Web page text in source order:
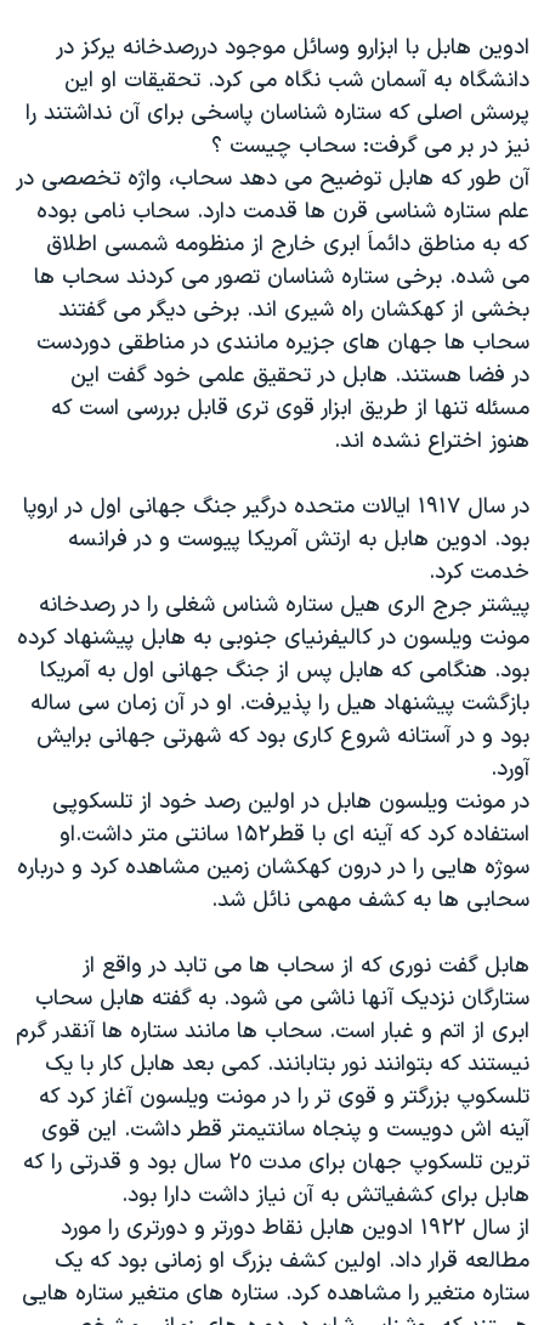
ادوین هابل با ابزارو وسائل موجود دررصدخانه یرکز در
دانشگاه به آسمان شب نگاه می کرد. تحقیقات او این
پرسش اصلی که ستاره شناسان پاسخی برای آن نداشتند را
نیز در بر می گرفت: سحاب چیست ؟
آن طور که هابل توضیح می دهد سحاب، واژه تخصصی در
علم ستاره شناسی قرن ها قدمت دارد. سحاب نامی بوده
که به مناطق دائماَ ابری خارج از منظومه شمسی اطلاق
می شده. برخی ستاره شناسان تصور می کردند سحاب ها
بخشی از کهکشان راه شیری اند. برخی دیگر می گفتند
سحاب ها جهان های جزیره مانندی در مناطقی دوردست
در فضا هستند. هابل در تحقیق علمی خود گفت این
مسئله تنها از طریق ابزار قوی تری قابل بررسی است که
هنوز اختراع نشده اند.
در سال ۱٩۱۷ ایالات متحده درگیر جنگ جهانی اول در اروپا
بود. ادوین هابل به ارتش آمریکا پیوست و در فرانسه
خدمت کرد.
پیشتر جرج الری هیل ستاره شناس شغلی را در رصدخانه
مونت ویلسون در کالیفرنیای جنوبی به هابل پیشنهاد کرده
بود. هنگامی که هابل پس از جنگ جهانی اول به آمریکا
بازگشت پيشنهاد هیل را پذیرفت. او در آن زمان سی ساله
بود و در آستانه شروع کاری بود که شهرتی جهانی برایش
آورد.
در مونت ویلسون هابل در اولین رصد خود از تلسکوپی
استفاده کرد که آینه ای با قطر۱۵۲ سانتی متر داشت.او
سوژه هایی را در درون کهکشان زمین مشاهده کرد و درباره
سحابی ها به کشف مهمی نائل شد.
هابل گفت نوری که از سحاب ها می تابد در واقع از
ستارگان نزدیک آنها ناشی می شود. به گفته هابل سحاب
ابری از اتم و غبار است. سحاب ها مانند ستاره ها آنقدر گرم
نیستند که بتوانند نور بتابانند. کمی بعد هابل کار با یک
تلسکوپ بزرگتر و قوی تر را در مونت ویلسون آغاز کرد که
آینه اش دویست و پنجاه سانتیمتر قطر داشت. این قوی
ترین تلسکوپ جهان برای مدت ۲٥ سال بود و قدرتی را که
هابل برای کشفیاتش به آن نیاز داشت دارا بود.
از سال ۱٩۲۲ ادوین هابل نقاط دورتر و دورتری را مورد
مطالعه قرار داد. اولین کشف بزرگ او زمانی بود که یک
ستاره متغیر را مشاهده کرد. ستاره های متغیر ستاره هایی